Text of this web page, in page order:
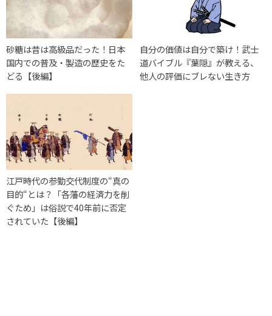
砂糖は昔は高級品だった！日本
国内での普及・製造の歴史をた
どる【後編】
自分の価値は自分で築け！武士
道バイブル『葉隠』が教える、
他人の評価にブレない生き方
江戸時代の参勤交代制度の“真の
目的“とは？「各藩の経済力を削
ぐため」は俗説で40年前に否定
されていた【後編】